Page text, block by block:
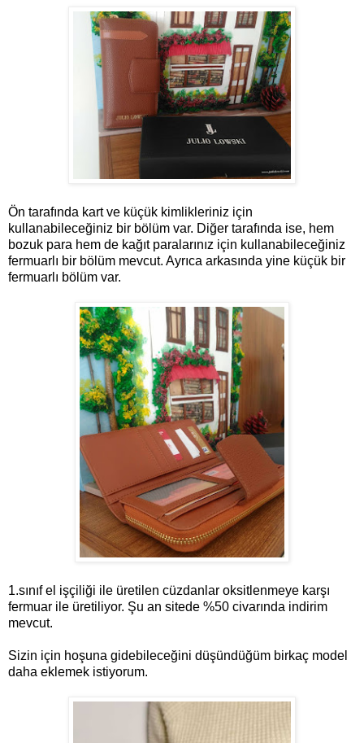
Ön tarafında kart ve küçük kimlikleriniz için
kullanabileceğiniz bir bölüm var. Diğer tarafında ise, hem
bozuk para hem de kağıt paralarınız için kullanabileceğiniz
fermuarlı bir bölüm mevcut. Ayrıca arkasında yine küçük bir
fermuarlı bölüm var.
1.sınıf el işçiliği ile üretilen cüzdanlar oksitlenmeye karşı
fermuar ile üretiliyor. Şu an sitede %50 civarında indirim
mevcut.
Sizin için hoşuna gidebileceğini düşündüğüm birkaç model
daha eklemek istiyorum.